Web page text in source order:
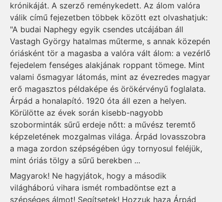
krónikáját. A szerző reménykedett. Az álom valóra
válik című fejezetben többek között ezt olvashatjuk:
"A budai Naphegy egyik csendes utcájában áll
Vastagh György hatalmas műterme, s annak közepén
óriásként tör a magasba a valóra vált álom: a vezérlő
fejedelem fenséges alakjának roppant tömege. Mint
valami ősmagyar látomás, mint az évezredes magyar
erő magasztos példaképe és örökérvényű foglalata.
Árpád a honalapító. 1920 óta áll ezen a helyen.
Körülötte az évek során kisebb-nagyobb
szoborminták sűrű erdeje nőtt: a művész teremtő
képzeletének mozgalmas világa. Árpád lovasszobra
a maga zordon szépségében úgy tornyosul feléjük,
mint óriás tölgy a sűrű berekben ...
Magyarok! Ne hagyjátok, hogy a második
világháború vihara ismét rombadöntse ezt a
szépséges álmot! Segítsetek! Hozzuk haza Árpád